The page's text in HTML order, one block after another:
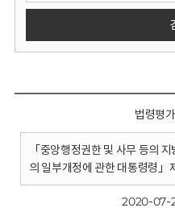
법령평
「중앙행정권한 및 사무 등의
의 일부개정에 관한 대통령령」
2020-07-